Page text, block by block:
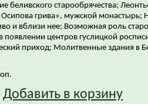
беливского старообрячества;
грива», мужской монастырь;
и вблизи нее; Возможная роль
появлении центров гуслицкой
приход; Молитвенные здания в
Добавить в корзину